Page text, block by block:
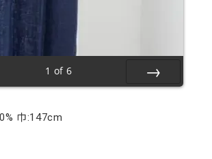
1 of 6
巾:147cm